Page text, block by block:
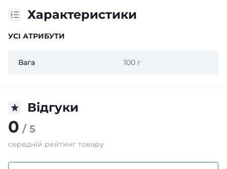
Характеристики
УСІ АТРИБУТИ
Вага 100 г
Відгуки
0 / 5
середній рейтинг товару